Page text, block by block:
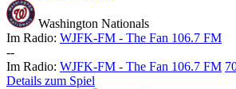
Washington Nationals
Im Radio: WJFK-FM - The Fan 106.7 FM
--
Im Radio: WJFK-FM - The Fan 106.7 FM
Details zum Spiel